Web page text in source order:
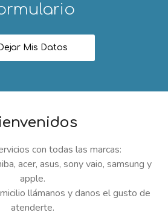
Dejar Mis Datos
con todas las marcas:
acer, asus, sony vaio, samsung y
apple.
llámanos y danos el gusto de
atenderte.